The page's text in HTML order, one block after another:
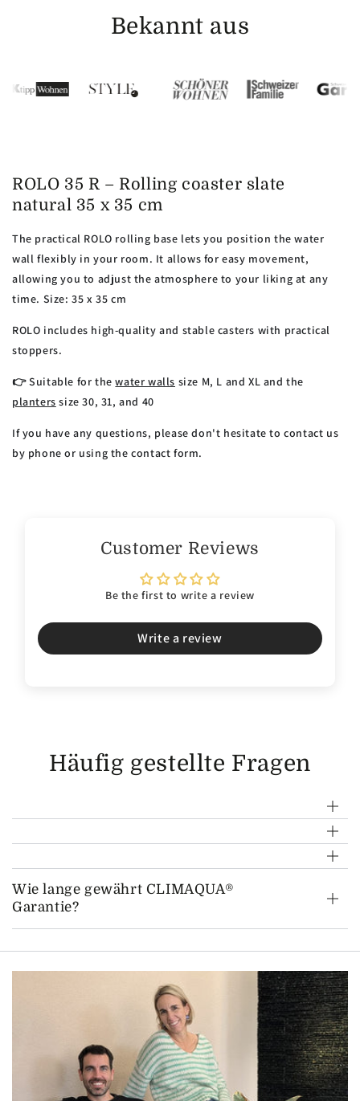
Bekannt aus
ROLO 35 R – Rolling coaster slate
natural 35 x 35 cm
The practical ROLO rolling base lets you position the water
wall flexibly in your room. It allows for easy movement,
allowing you to adjust the atmosphere to your liking at any
time. Size: 35 x 35 cm
ROLO includes high-quality and stable casters with practical
stoppers.
👉 Suitable for thewater walls size M, L and XL and the
planters size 30, 31, and 40
If you have any questions, please don't hesitate to contact us
by phone or using the contact form.
Customer Reviews
Be the first to write a review
Write a review
Häufig gestellte Fragen
Wie lange gewährt CLIMAQUA®
Garantie?